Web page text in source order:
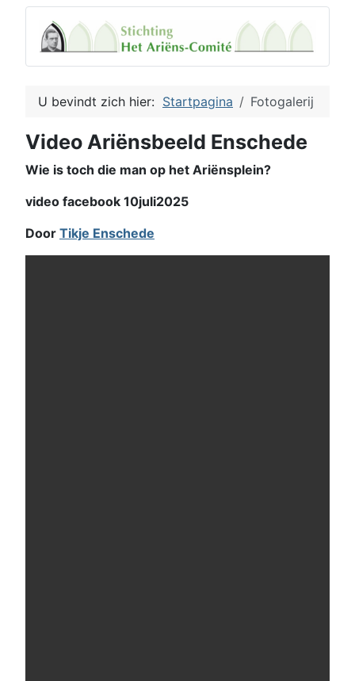
U bevindt zich hier: Startpagina Fotogalerij
Video Ariënsbeeld Enschede
Wie is toch die man op het Ariënsplein?
video facebook 10juli2025
Door Tikje Enschede